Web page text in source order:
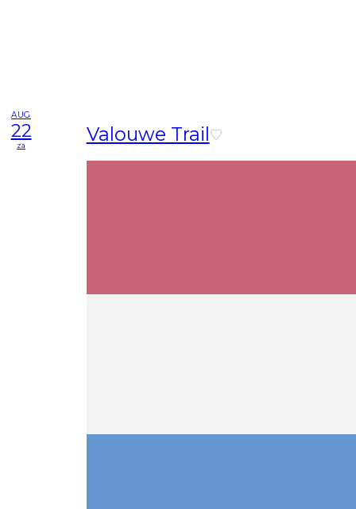
AUG
22
za Valouwe Trail